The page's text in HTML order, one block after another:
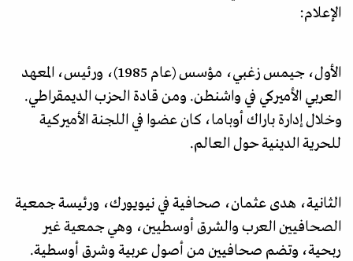
الإعلام:
الأول، جيمس زغبي، مؤسس (عام 1985)، ورئيس، المعهد
العربي الأميركي في واشنطن. ومن قادة الحزب الديمقراطي.
وخلال إدارة باراك أوباما، كان عضوا في اللجنة الأميركية
للحرية الدينية حول العالم.
الثانية، هدى عثمان، صحافية في نيويورك، ورئيسة جمعية
الصحافيين العرب والشرق أوسطيين، وهي جمعية غير
ربحية، وتضم صحافيين من أصول عربية وشرق أوسطية.